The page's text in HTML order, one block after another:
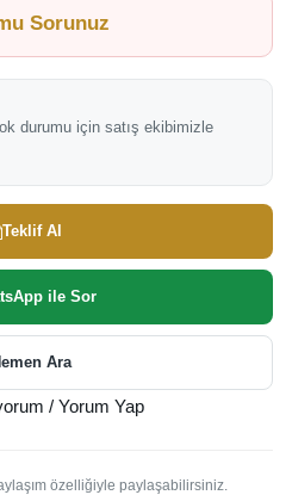
Sorunuz
durumu için satış ekibimizle
Teklif Al
ile Sor
Ara
/ Yorum Yap
özelliğiyle paylaşabilirsiniz.